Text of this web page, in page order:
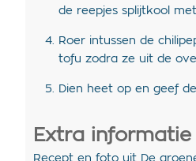
de reepjes splijtkool
Roer intussen de
tofu zodra ze uit de
Dien heet op en geef
Extra informatie
Recept en foto uit De